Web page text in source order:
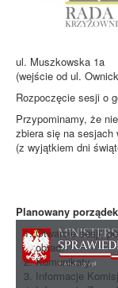
ul. Muszkowska 1a
(wejście od ul.
Rozpoczęcie sesji o
Przypominamy, że
zbiera się na sesjach
(z wyjątkiem dni
Planowany
Otwarcie sesji,
obrad.
Komunikaty.
Informacje